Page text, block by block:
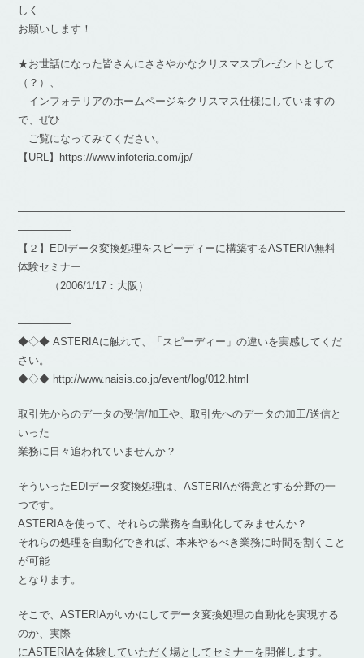
しく
お願いします！
★お世話になった皆さんにささやかなクリスマスプレゼントとして
（？）、
インフォテリアのホームページをクリスマス仕様にしていますの
で、ぜひ
ご覧になってみてください。
【URL】https://www.infoteria.com/jp/
―――――――――――――――――――――――――――――――
―――――
【２】EDIデータ変換処理をスピーディーに構築するASTERIA無料
体験セミナー
（2006/1/17：大阪）
―――――――――――――――――――――――――――――――
―――――
◆◇◆ ASTERIAに触れて、「スピーディー」の違いを実感してくだ
さい。
◆◇◆ http://www.naisis.co.jp/event/log/012.html
取引先からのデータの受信/加工や、取引先へのデータの加工/送信と
いった
業務に日々追われていませんか？
そういったEDIデータ変換処理は、ASTERIAが得意とする分野の一
つです。
ASTERIAを使って、それらの業務を自動化してみませんか？
それらの処理を自動化できれば、本来やるべき業務に時間を割くこと
が可能
となります。
そこで、ASTERIAがいかにしてデータ変換処理の自動化を実現する
のか、実際
にASTERIAを体験していただく場としてセミナーを開催します。